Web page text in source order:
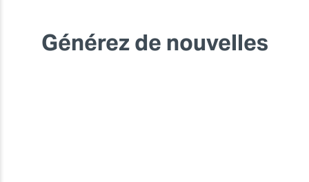
Générez de nouvelles